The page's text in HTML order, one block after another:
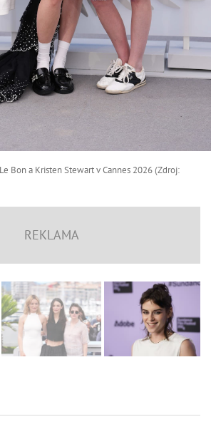
Bon a Kristen Stewart v Cannes 2026 (Zdroj: